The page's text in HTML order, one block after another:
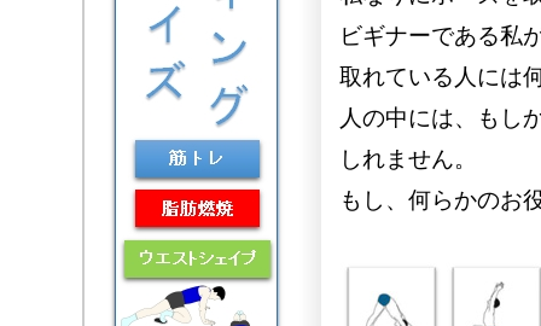
ビギナーである私
取れている人には
人の中には、もし
しれません。
もし、何らかのお